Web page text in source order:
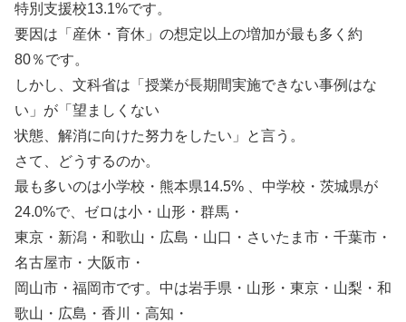
特別支援校13.1%です。
要因は「産休・育休」の想定以上の増加が最も多く約
80％です。
しかし、文科省は「授業が長期間実施できない事例はな
い」が「望ましくない
状態、解消に向けた努力をしたい」と言う。
さて、どうするのか。
最も多いのは小学校・熊本県14.5% 、中学校・茨城県が
24.0%で、ゼロは小・山形・群馬・
東京・新潟・和歌山・広島・山口・さいたま市・千葉市・
名古屋市・大阪市・
岡山市・福岡市です。中は岩手県・山形・東京・山梨・和
歌山・広島・香川・高知・